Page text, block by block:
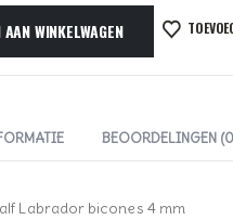
AAN WINKELWAGEN
BEOORDELINGEN
Labrador bicones 4 mm